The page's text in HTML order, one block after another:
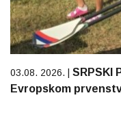
03.08. 2026. | SRPSKI
Evropskom